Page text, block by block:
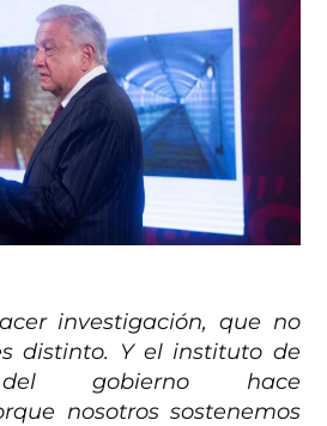
investigación, que no
distinto. Y el instituto de
del gobierno hace
nosotros sostenemos